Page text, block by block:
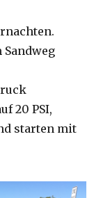
Sandweg
20 PSI,
starten mit